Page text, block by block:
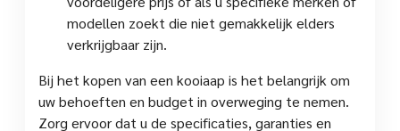
modellen zoekt die niet gemakkelijk elders
verkrijgbaar zijn.
Bij het kopen van een kooiaap is het belangrijk om
uw behoeften en budget in overweging te nemen.
Zorg ervoor dat u de specificaties, garanties en